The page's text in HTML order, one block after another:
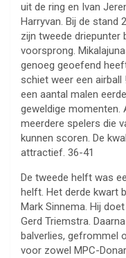
uit de ring en Ivan
Harryvan. Bij de stand
zijn tweede driepunter
voorsprong.
genoeg geoefend
schiet weer een
een aantal malen
geweldige momenten.
meerdere spelers die
kunnen scoren. De
attractief. 36-41
De tweede helft was
helft. Het derde kwart
Mark Sinnema. Hij
Gerd Triemstra.
balverlies, gefrommel
voor zowel MPC-